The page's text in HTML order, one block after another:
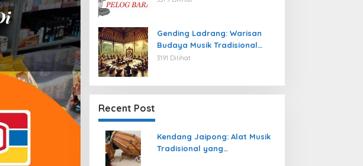
Gending Ladrang: Warisan
Budaya Musik Tradisional
Jawa yang Abadi
3191 Dilihat
Recent Post
Kendang Jaipong: Alat Musik
Tradisional yang